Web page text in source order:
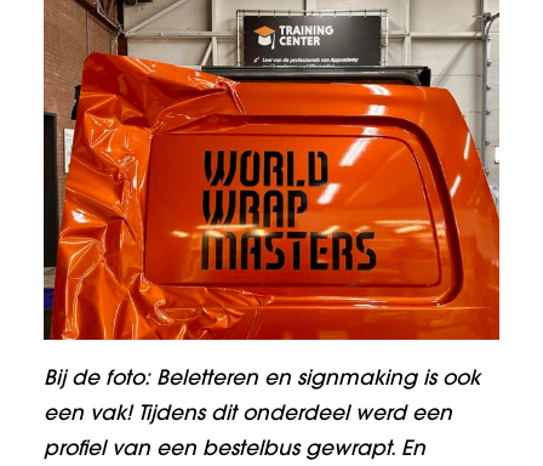
Bij de foto: Beletteren en signmaking is ook
een vak! Tijdens dit onderdeel werd een
profiel van een bestelbus gewrapt. En